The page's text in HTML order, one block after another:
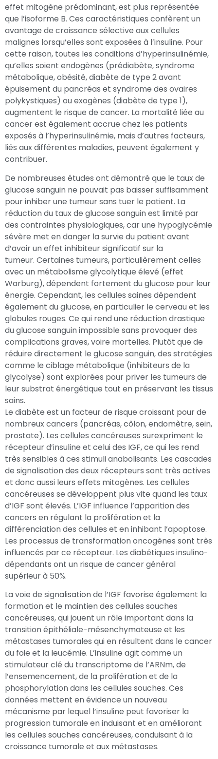
effet mitogène prédominant, est plus représentée
que l’isoforme B. Ces caractéristiques confèrent un
avantage de croissance sélective aux cellules
malignes lorsqu’elles sont exposées à l’insuline. Pour
cette raison, toutes les conditions d’hyperinsulinémie,
qu’elles soient endogènes (prédiabète, syndrome
métabolique, obésité, diabète de type 2 avant
épuisement du pancréas et syndrome des ovaires
polykystiques) ou exogènes (diabète de type 1),
augmentent le risque de cancer. La mortalité liée au
cancer est également accrue chez les patients
exposés à l’hyperinsulinémie, mais d’autres facteurs,
liés aux différentes maladies, peuvent également y
contribuer.
De nombreuses études ont démontré que le taux de
glucose sanguin ne pouvait pas baisser suffisamment
pour inhiber une tumeur sans tuer le patient. La
réduction du taux de glucose sanguin est limité par
des contraintes physiologiques, car une hypoglycémie
sévère met en danger la survie du patient avant
d’avoir un effet inhibiteur significatif sur la
tumeur. Certaines tumeurs, particulièrement celles
avec un métabolisme glycolytique élevé (effet
Warburg), dépendent fortement du glucose pour leur
énergie. Cependant, les cellules saines dépendent
également du glucose, en particulier le cerveau et les
globules rouges. Ce qui rend une réduction drastique
du glucose sanguin impossible sans provoquer des
complications graves, voire mortelles. Plutôt que de
réduire directement le glucose sanguin, des stratégies
comme le ciblage métabolique (inhibiteurs de la
glycolyse) sont explorées pour priver les tumeurs de
leur substrat énergétique tout en préservant les tissus
sains.
Le diabète est un facteur de risque croissant pour de
nombreux cancers (pancréas, côlon, endomètre, sein,
prostate). Les cellules cancéreuses surexpriment le
récepteur d’insuline et celui des IGF, ce qui les rend
très sensibles à ces stimuli anabolisants. Les cascades
de signalisation des deux récepteurs sont très actives
et donc aussi leurs effets mitogènes. Les cellules
cancéreuses se développent plus vite quand les taux
d’IGF sont élevés. L’IGF influence l’apparition des
cancers en régulant la prolifération et la
différenciation des cellules et en inhibant l’apoptose.
Les processus de transformation oncogènes sont très
influencés par ce récepteur. Les diabétiques insulino-
dépendants ont un risque de cancer général
supérieur à 50%.
La voie de signalisation de l’IGF favorise également la
formation et le maintien des cellules souches
cancéreuses, qui jouent un rôle important dans la
transition épithéliale-mésenchymateuse et les
métastases tumorales qui en résultent dans le cancer
du foie et la leucémie. L’insuline agit comme un
stimulateur clé du transcriptome de l’ARNm, de
l’ensemencement, de la prolifération et de la
phosphorylation dans les cellules souches. Ces
données mettent en évidence un nouveau
mécanisme par lequel l’insuline peut favoriser la
progression tumorale en induisant et en améliorant
les cellules souches cancéreuses, conduisant à la
croissance tumorale et aux métastases.